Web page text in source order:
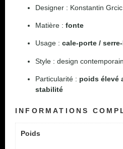
INFORMATIONS
Poids
Designer : Konstantin Grcic
Matière : fonte
Usage : cale-porte /
Style : design
Particularité : poids élevé
stabilité